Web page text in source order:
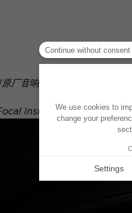
厂音响系统的车辆绘制。如
Inside 安装方案是兼容产